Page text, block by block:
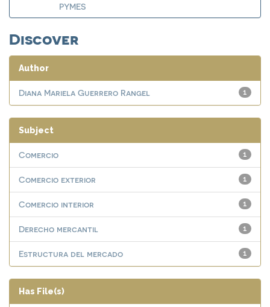
PYMES
Discover
Author
1
Diana Mariela Guerrero Rangel
Subject
1
Comercio
1
Comercio exterior
1
Comercio interior
1
Derecho mercantil
1
Estructura del mercado
Has File(s)